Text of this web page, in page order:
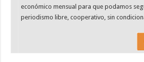
económico mensual para que podamos
periodismo libre, cooperativo, sin